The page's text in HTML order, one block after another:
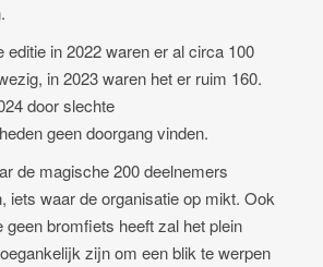
editie in 2022 waren er al circa 100
in 2023 waren het er ruim 160.
door slechte
geen doorgang vinden.
de magische 200 deelnemers
iets waar de organisatie op mikt. Ook
geen bromfiets heeft zal het plein
zijn om een blik te werpen